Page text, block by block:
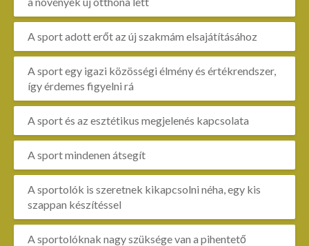
A sport adott erőt az új szakmám elsajátításához
A sport egy igazi közösségi élmény és értékrendszer,
így érdemes figyelni rá
A sport és az esztétikus megjelenés kapcsolata
A sport mindenen átsegít
A sportolók is szeretnek kikapcsolni néha, egy kis
szappan készítéssel
A sportolóknak nagy szüksége van a pihentető